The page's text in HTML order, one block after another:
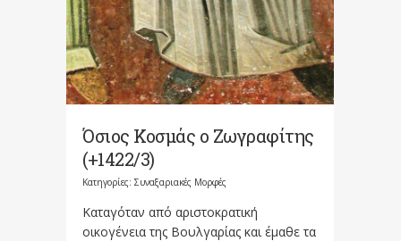
Όσιος Κοσμάς ο Ζωγραφίτης
(+1422/3)
Κατηγορίες: Συναξαριακές Μορφές
Καταγόταν από αριστοκρατική
οικογένεια της Βουλγαρίας και έμαθε τα